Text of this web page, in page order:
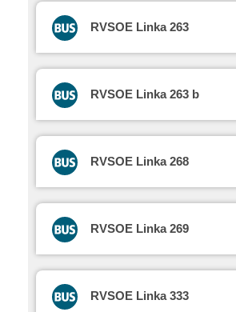
RVSOE Linka 263
RVSOE Linka 263 b
RVSOE Linka 268
RVSOE Linka 269
RVSOE Linka 333